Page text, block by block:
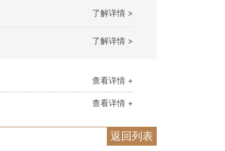
了解详情 >
了解详情 >
查看详情 +
查看详情 +
返回列表